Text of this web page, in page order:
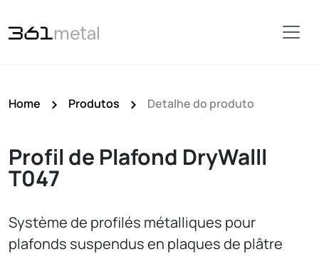
Home Produtos Detalhe do produto
Profil de Plafond DryWalll
T047
Système de profilés métalliques pour
plafonds suspendus en plaques de plâtre